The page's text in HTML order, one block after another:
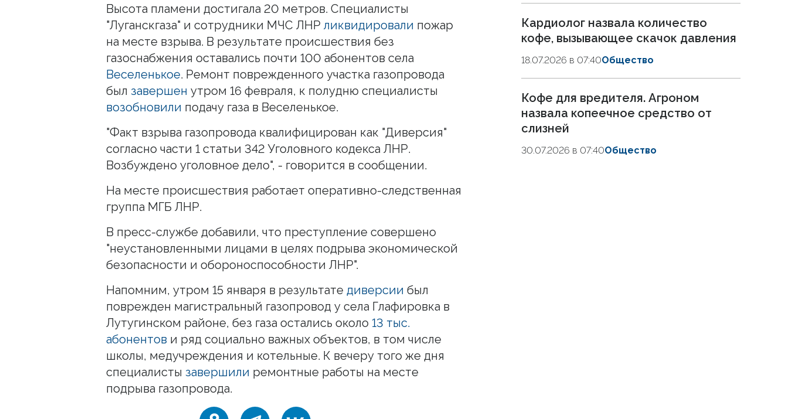
Высота пламени достигала 20 метров. Специалисты
"Луганскгаза" и сотрудники МЧС ЛНР ликвидировали пожар
на месте взрыва. В результате происшествия без
газоснабжения оставались почти 100 абонентов села
Веселенькое. Ремонт поврежденного участка газопровода
был завершен утром 16 февраля, к полудню специалисты
возобновили подачу газа в Веселенькое.
"Факт взрыва газопровода квалифицирован как "Диверсия"
согласно части 1 статьи 342 Уголовного кодекса ЛНР.
Возбуждено уголовное дело", - говорится в сообщении.
На месте происшествия работает оперативно-следственная
группа МГБ ЛНР.
В пресс-службе добавили, что преступление совершено
"неустановленными лицами в целях подрыва экономической
безопасности и обороноспособности ЛНР".
Напомним, утром 15 января в результате диверсии был
поврежден магистральный газопровод у села Глафировка в
Лутугинском районе, без газа остались около 13 тыс.
абонентов и ряд социально важных объектов, в том числе
школы, медучреждения и котельные. К вечеру того же дня
специалисты завершили ремонтные работы на месте
подрыва газопровода.
Кардиолог назвала количество
кофе, вызывающее скачок давления
18.07.2026 в 07:40Общество
Кофе для вредителя. Агроном
назвала копеечное средство от
слизней
30.07.2026 в 07:40Общество